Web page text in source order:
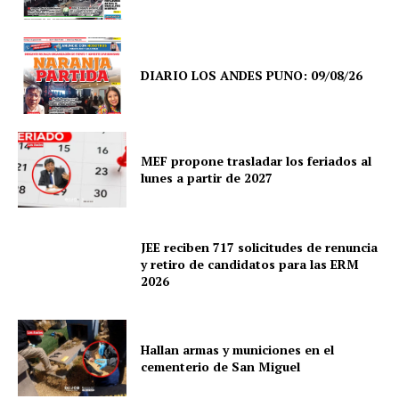
DIARIO LOS ANDES PUNO: 09/08/26
MEF propone trasladar los feriados al
lunes a partir de 2027
JEE reciben 717 solicitudes de renuncia
y retiro de candidatos para las ERM
2026
Hallan armas y municiones en el
cementerio de San Miguel